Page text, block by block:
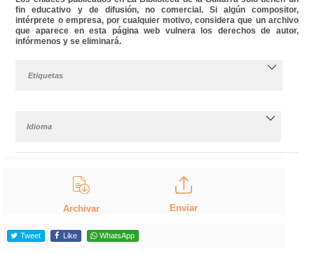
fin educativo y de difusión, no comercial. Si algún compositor,
intérprete o empresa, por cualquier motivo, considera que un archivo
que aparece en esta página web vulnera los derechos de autor,
infórmenos y se eliminará.
Etiquetas
Idioma
Archivar Enviar
Tweet Like WhatsApp